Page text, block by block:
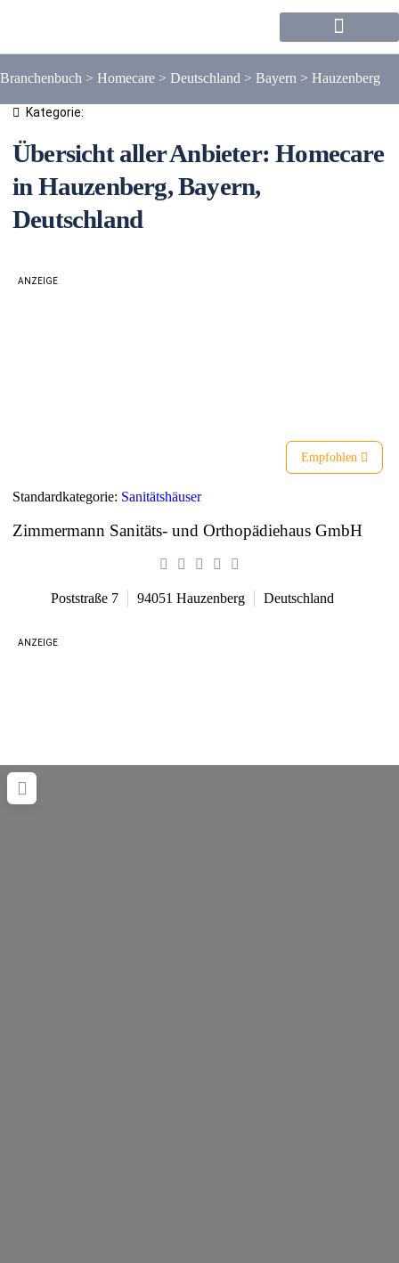
Branchenbuch > Homecare > Deutschland > Bayern > Hauzenberg
Kategorie:
Übersicht aller Anbieter: Homecare
in Hauzenberg, Bayern,
Deutschland
ANZEIGE
Empfohlen
Standardkategorie: Sanitätshäuser
Zimmermann Sanitäts- und Orthopädiehaus GmbH
Poststraße 7 94051 Hauzenberg Deutschland
ANZEIGE